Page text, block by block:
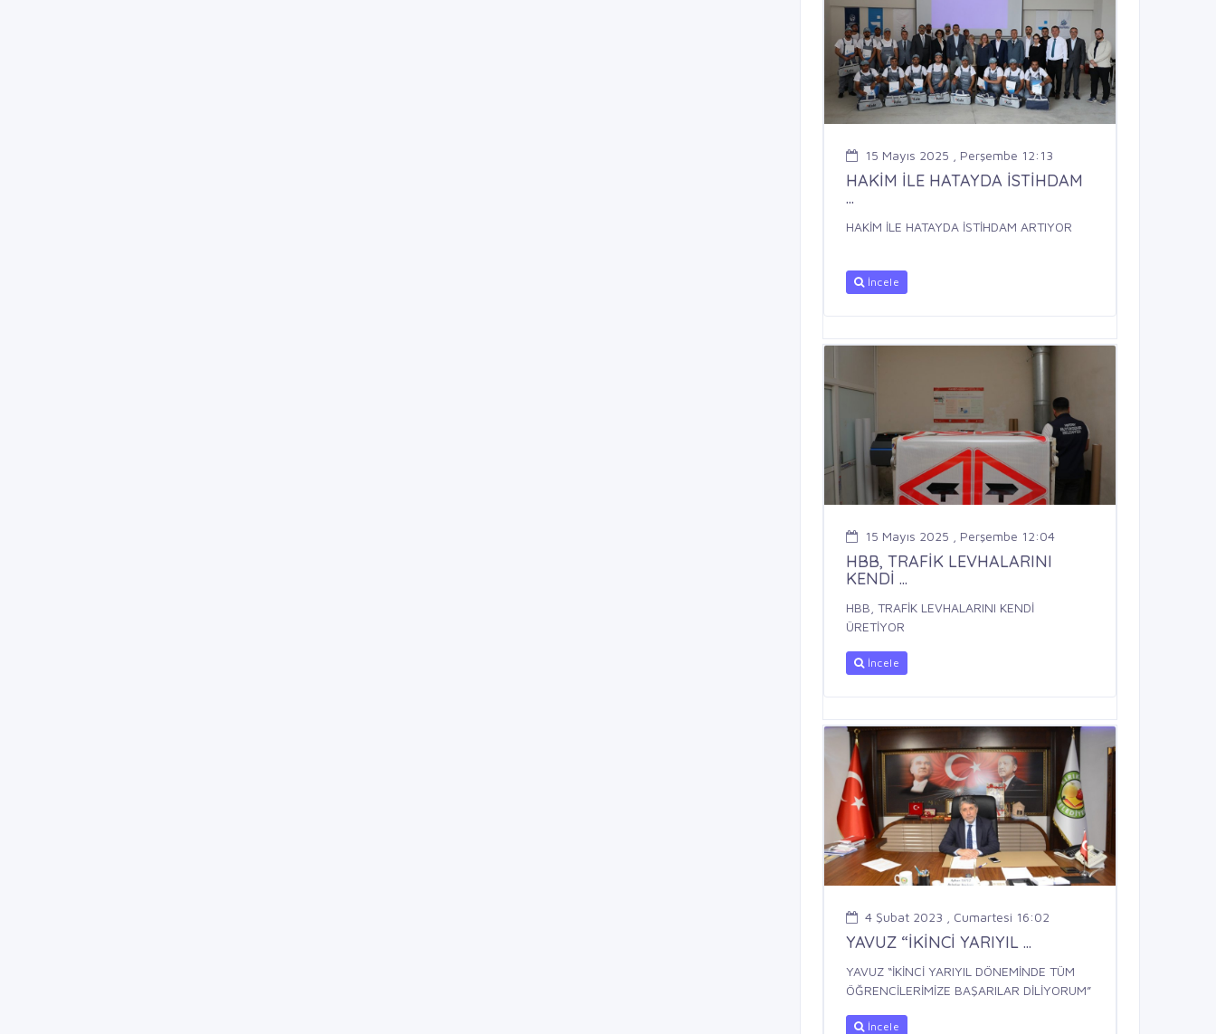
15 Mayıs 2025 , Perşembe 12:13
HAKİM İLE HATAYDA İSTİHDAM
...
HAKİM İLE HATAYDA İSTİHDAM ARTIYOR
İncele
15 Mayıs 2025 , Perşembe 12:04
HBB, TRAFİK LEVHALARINI
KENDİ ...
HBB, TRAFİK LEVHALARINI KENDİ
ÜRETİYOR
İncele
4 Şubat 2023 , Cumartesi 16:02
YAVUZ “İKİNCİ YARIYIL ...
YAVUZ “İKİNCİ YARIYIL DÖNEMİNDE TÜM
ÖĞRENCİLERİMİZE BAŞARILAR DİLİYORUM”
İncele